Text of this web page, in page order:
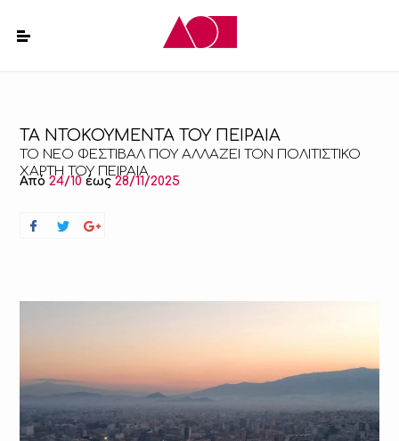
ΤΑ ΝΤΟΚΟΥΜΕΝΤΑ ΤΟΥ ΠΕΙΡΑΙΑ
ΤΟ ΝΕΟ ΦΕΣΤΙΒΑΛ ΠΟΥ ΑΛΛΑΖΕΙ ΤΟΝ ΠΟΛΙΤΙΣΤΙΚΟ
ΧΑΡΤΗ ΤΟΥ ΠΕΙΡΑΙΑ
Από24/10 έως28/11/2025